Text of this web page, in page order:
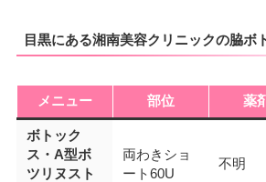
目黒にある湘南美容クリニックの脇ボ
メニュー 部位 薬
ボトック
ス・A型ボ
ツリヌスト
両わきショ
ート60U
不明